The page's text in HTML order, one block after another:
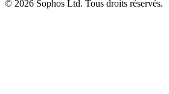
© 2026 Sophos Ltd. Tous droits réservés.